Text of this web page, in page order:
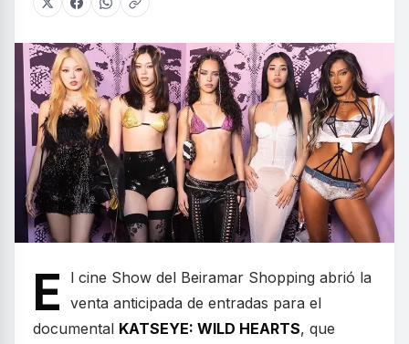
E
l cine Show del Beiramar Shopping abrió la
venta anticipada de entradas para el
documental KATSEYE: WILD HEARTS, que